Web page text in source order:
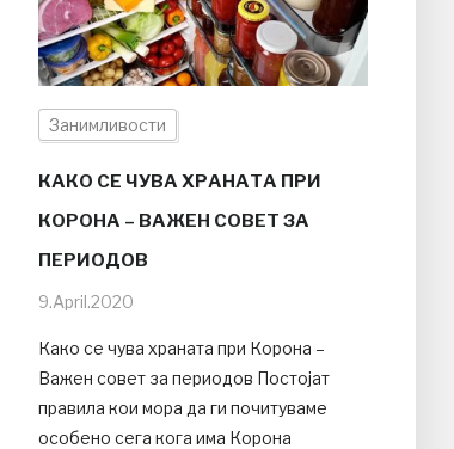
Занимливости
КАКО СЕ ЧУВА ХРАНАТА ПРИ
КОРОНА – ВАЖЕН СОВЕТ ЗА
ПЕРИОДОВ
9.April.2020
Како се чува храната при Корона –
Важен совет за периодов Постојат
правила кои мора да ги почитуваме
особено сега кога има Корона